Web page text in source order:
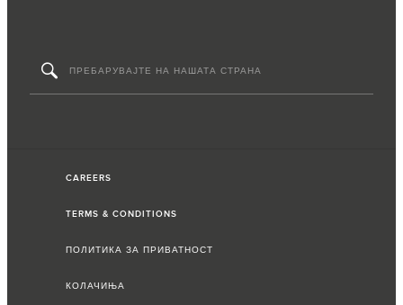
CAREERS
TERMS & CONDITIONS
ПОЛИТИКА ЗА ПРИВАТНОСТ
КОЛАЧИЊА